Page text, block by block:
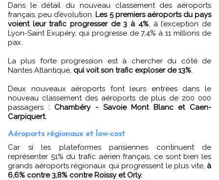
Dans le détail du nouveau classement des aéroports
français, peu d’évolution. Les 5 premiers aéroports du pays
voient leur trafic progresser de 3 à 4%, à l’exception de
Lyon-Saint Exupéry, qui progresse de 7,4% à 11 millions de
pax.
La plus forte progression est à chercher du côté de
Nantes Atlantique, qui voit son trafic exploser de 13%.
Deux nouveaux aéroports font leurs entrées dans le
nouveau classement des aéroports de plus de 200 000
passagers : Chambéry - Savoie Mont Blanc et Caen-
Carpiquert.
Aéroports régionaux et low-cost
Car si les plateformes parisiennes continuent de
représenter 51% du trafic aérien français, ce sont bien les
grands aéroports régionaux qui progressent le plus vite, à
6,6% contre 3,8% contre Roissy et Orly.